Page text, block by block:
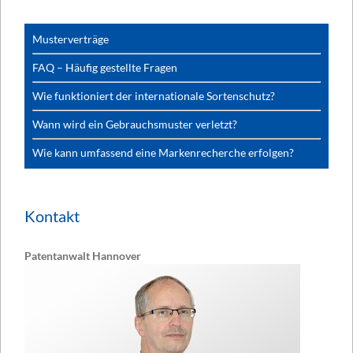
Musterverträge
FAQ – Häufig gestellte Fragen
Wie funktioniert der internationale Sortenschutz?
Wann wird ein Gebrauchsmuster verletzt?
Wie kann umfassend eine Markenrecherche erfolgen?
Kontakt
Patentanwalt Hannover